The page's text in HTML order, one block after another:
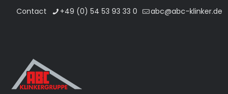
Contact +49 (0) 54 53 93 33 0 abc@abc-klinker.de